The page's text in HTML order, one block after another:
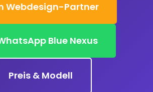
Webdesign-Partner
Blue Nexus
Preis & Modell